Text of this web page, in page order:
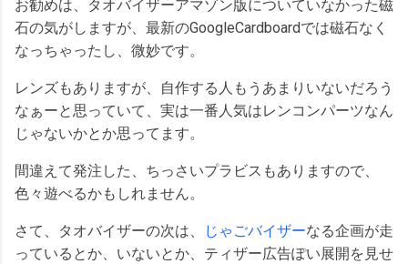
お勧めは、タオバイザーアマゾン版についていなかった磁
石の気がしますが、最新のGoogleCardboardでは磁石なく
なっちゃったし、微妙です。
レンズもありますが、自作する人もうあまりいないだろう
なぁーと思っていて、実は一番人気はレンコンパーツなん
じゃないかとか思ってます。
間違えて発注した、ちっさいプラビスもありますので、
色々遊べるかもしれません。
さて、タオバイザーの次は、 じゃごバイザーなる企画が走
っているとか、いないとか、ティザー広告ぽい展開を見せ